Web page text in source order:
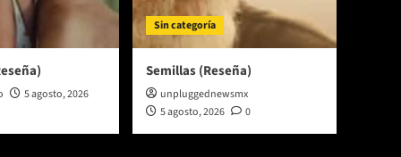
5 agosto, 2026
Sin categoría
Semillas (Reseña)
unpluggednewsmx
5 agosto, 2026
0